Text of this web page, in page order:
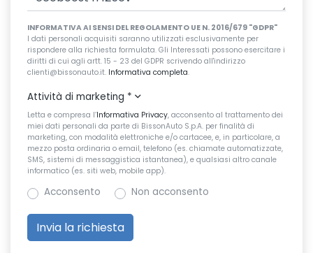
INFORMATIVA AI SENSI DEL REGOLAMENTO UE N. 2016/679 "GDPR"
I dati personali acquisiti saranno utilizzati esclusivamente per
rispondere alla richiesta formulata. Gli Interessati possono esercitare i
diritti di cui agli artt. 15 - 23 del GDPR scrivendo all'indirizzo
clienti@bissonauto.it. Informativa completa.
Attività di marketing *
Letta e compresa l’Informativa Privacy, acconsento al trattamento dei
miei dati personali da parte di BissonAuto S.p.A. per finalità di
marketing, con modalità elettroniche e/o cartacee, e, in particolare, a
mezzo posta ordinaria o email, telefono (es. chiamate automatizzate,
SMS, sistemi di messaggistica istantanea), e qualsiasi altro canale
informatico (es. siti web, mobile app).
Acconsento Non acconsento